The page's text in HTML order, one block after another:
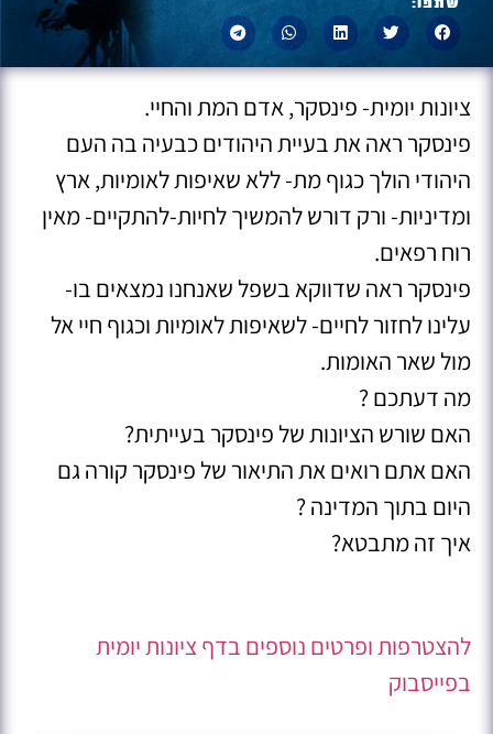
ציונות יומית- פינסקר, אדם המת והחיי.
פינסקר ראה את בעיית היהודים כבעיה בה העם
היהודי הולך כגוף מת- ללא שאיפות לאומיות, ארץ
ומדיניות- ורק דורש להמשיך לחיות-להתקיים- מאין
רוח רפאים.
פינסקר ראה שדווקא בשפל שאנחנו נמצאים בו-
עלינו לחזור לחיים- לשאיפות לאומיות וכגוף חיי אל
מול שאר האומות.
מה דעתכם ?
האם שורש הציונות של פינסקר בעייתית?
האם אתם רואים את התיאור של פינסקר קורה גם
היום בתוך המדינה ?
איך זה מתבטא?
להצטרפות ופרטים נוספים בדף ציונות יומית
בפייסבוק